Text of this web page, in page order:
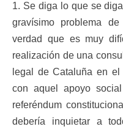
1. Se diga lo que se
gravísimo problema
verdad que es muy
realización de una
legal de Cataluña en
con aquel apoyo
referéndum
debería inquietar a